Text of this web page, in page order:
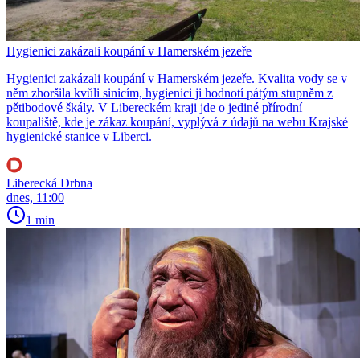
Hygienici zakázali koupání v Hamerském jezeře
Hygienici zakázali koupání v Hamerském jezeře. Kvalita vody se v
něm zhoršila kvůli sinicím, hygienici ji hodnotí pátým stupněm z
pětibodové škály. V Libereckém kraji jde o jediné přírodní
koupaliště, kde je zákaz koupání, vyplývá z údajů na webu Krajské
hygienické stanice v Liberci.
Liberecká Drbna
dnes, 11:00
1 min